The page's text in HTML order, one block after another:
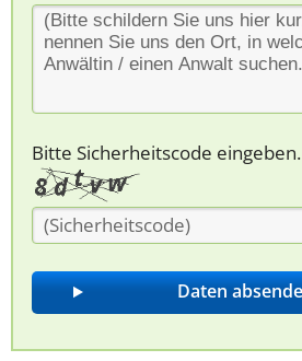
Bitte Sicherheitscode eingeben.